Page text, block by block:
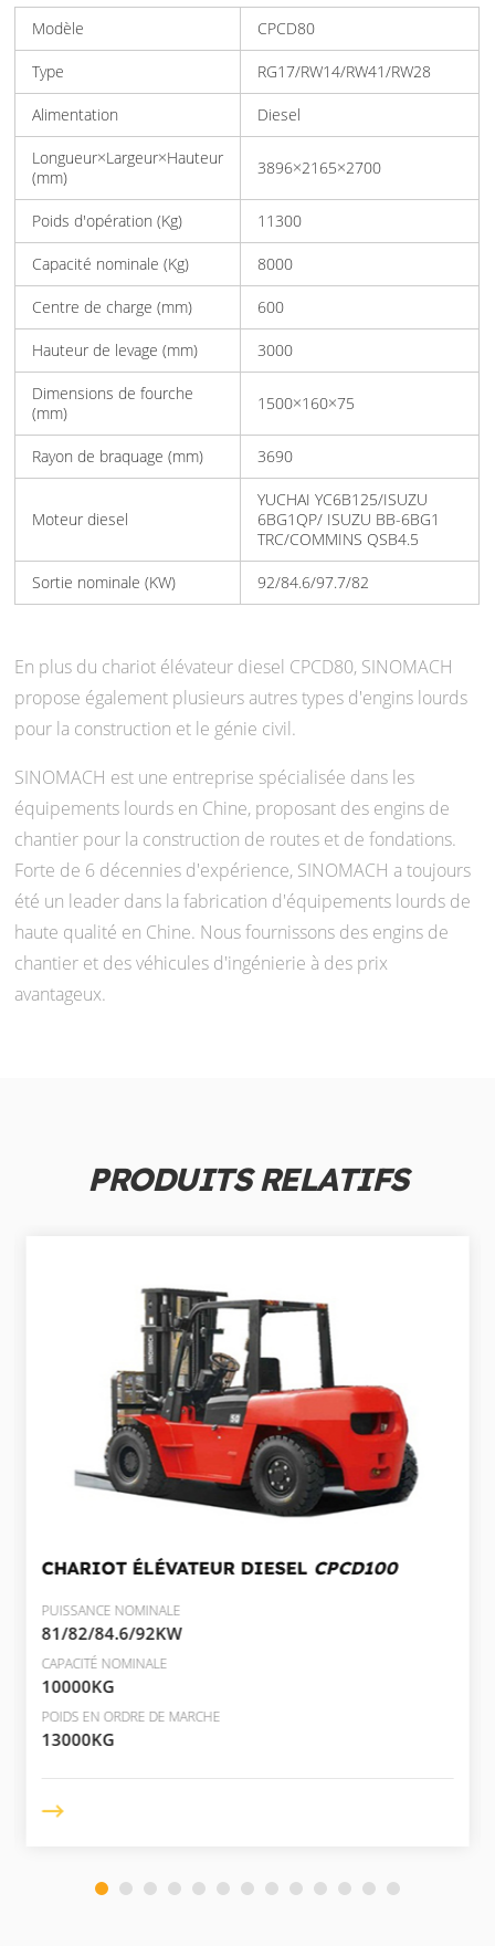
Modèle CPCD80
Type RG17/RW14/RW41/RW28
Alimentation Diesel
Longueur×Largeur×Hauteur
(mm)
3896×2165×2700
Poids d'opération (Kg) 11300
Capacité nominale (Kg) 8000
Centre de charge (mm) 600
Hauteur de levage (mm) 3000
Dimensions de fourche
(mm)
1500×160×75
Rayon de braquage (mm) 3690
Moteur diesel
YUCHAI YC6B125/ISUZU
6BG1QP/ ISUZU BB-6BG1
TRC/COMMINS QSB4.5
Sortie nominale (KW) 92/84.6/97.7/82
En plus du chariot élévateur diesel CPCD80, SINOMACH
propose également plusieurs autres types d'engins lourds
pour la construction et le génie civil.
SINOMACH est une entreprise spécialisée dans les
équipements lourds en Chine, proposant des engins de
chantier pour la construction de routes et de fondations.
Forte de 6 décennies d'expérience, SINOMACH a toujours
été un leader dans la fabrication d'équipements lourds de
haute qualité en Chine. Nous fournissons des engins de
chantier et des véhicules d'ingénierie à des prix
avantageux.
PRODUITS RELATIFS
CHARIOT ÉLÉVATEUR DIESEL CPCD100
PUISSANCE NOMINALE
81/82/84.6/92KW
CAPACITÉ NOMINALE
10000KG
POIDS EN ORDRE DE MARCHE
13000KG